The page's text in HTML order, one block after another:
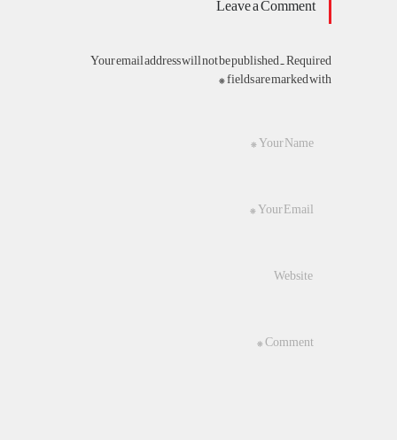
Your email address will not be published. Required
fields are marked with *